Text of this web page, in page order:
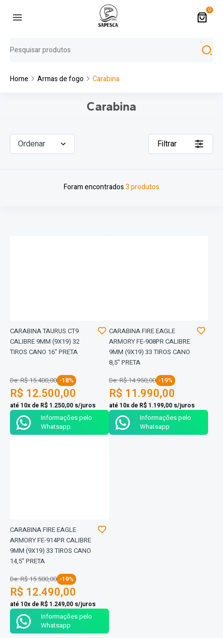
0
Home Armas de fogo Carabina
Carabina
Foram encontrados3 produtos
Filtrar
Ordenar
CARABINA TAURUS CT9
CALIBRE 9MM (9X19) 32
TIROS CANO 16" PRETA
De: R$ 15.400,00 -18%
R$ 12.500,00
até 10x de R$ 1.250,00 s/juros
Informações pelo
Whatsapp
CARABINA FIRE EAGLE
ARMORY FE-908PR CALIBRE
9MM (9X19) 33 TIROS CANO
8,5" PRETA
De: R$ 14.950,00 -19%
R$ 11.990,00
até 10x de R$ 1.199,00 s/juros
Informações pelo
Whatsapp
CARABINA FIRE EAGLE
ARMORY FE-914PR CALIBRE
9MM (9X19) 33 TIROS CANO
14,5" PRETA
De: R$ 15.500,00 -19%
R$ 12.490,00
até 10x de R$ 1.249,00 s/juros
Informações pelo
Whatsapp